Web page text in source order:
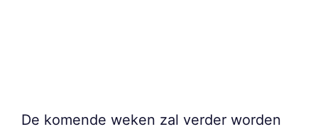
De komende weken zal verder worden